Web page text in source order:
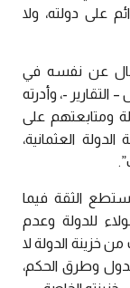
على دولته، ولا
عن نفسه في
-، وأدرته
ومتابعتهم على
العثمانية،
الثقة فيما
للدولة وعدم
خزينة الدولة لا
وطرق الحكم،